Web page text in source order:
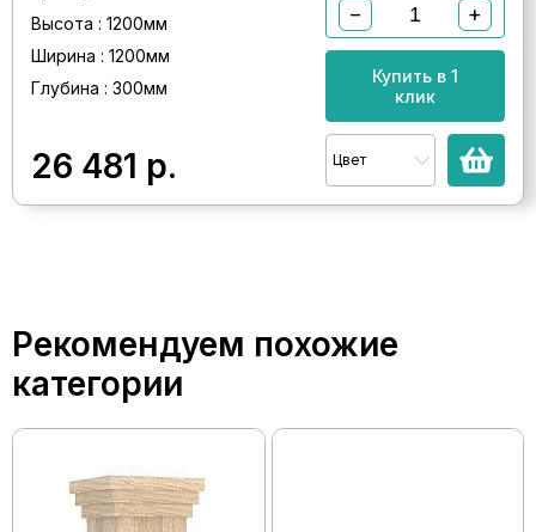
Высота : 1200мм
Ширина : 1200мм
Глубина : 300мм
26 481 р.
− +
Купить в 1
клик
Цвет
Рекомендуем похожие
категории